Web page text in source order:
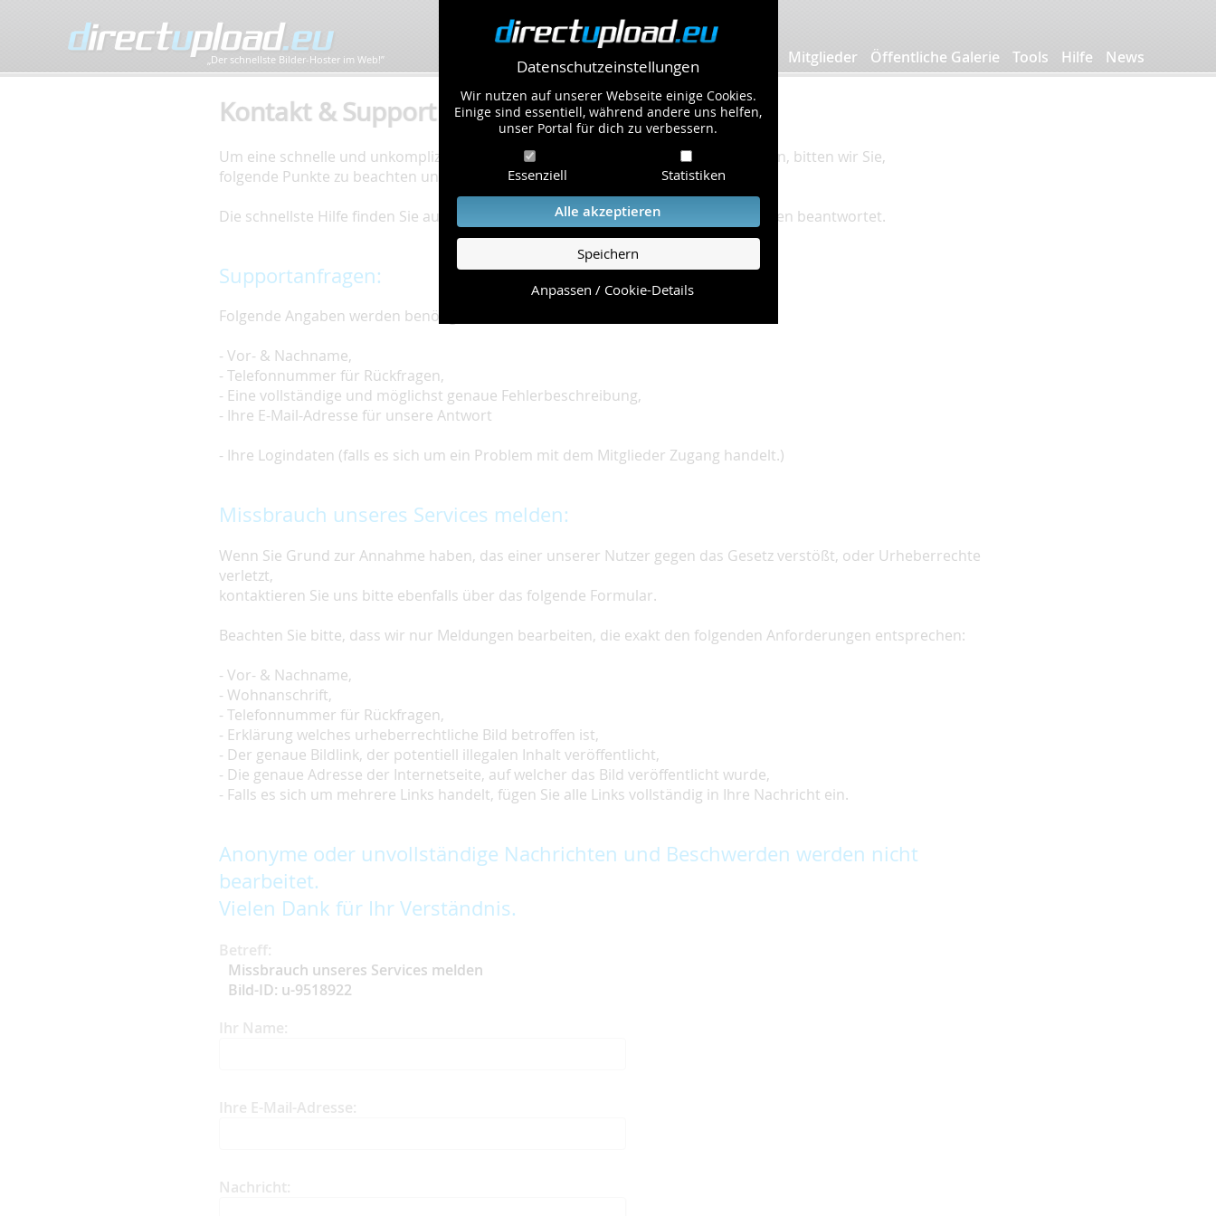
Datenschutzeinstellungen
Wir nutzen auf unserer Webseite einige Cookies.
Einige sind essentiell, während andere uns helfen,
unser Portal für dich zu verbessern.
Essenziell Statistiken
Alle akzeptieren
Speichern
Anpassen / Cookie-Details
„Der schnellste Bilder-Hoster im Web!” Mitglieder Öffentliche Galerie Tools Hilfe News
Kontakt & Support
Um eine schnelle und unkomplizierte Bearbeitung Ihres Problems zu gewährleisten, bitten wir Sie,
folgende Punkte zu beachten und einzuhalten.
Die schnellste Hilfe finden Sie auf unserer
Hilfe Seite, die die häufig gestellten Fragen beantwortet.
Supportanfragen:
Folgende Angaben werden benötigt:
- Vor- & Nachname,
- Telefonnummer für Rückfragen,
- Eine vollständige und möglichst genaue Fehlerbeschreibung,
- Ihre E-Mail-Adresse für unsere Antwort
- Ihre Logindaten (falls es sich um ein Problem mit dem Mitglieder Zugang handelt.)
Missbrauch unseres Services melden:
Wenn Sie Grund zur Annahme haben, das einer unserer Nutzer gegen das Gesetz verstößt, oder Urheberrechte
verletzt,
kontaktieren Sie uns bitte ebenfalls über das folgende Formular.
Beachten Sie bitte, dass wir nur Meldungen bearbeiten, die exakt den folgenden Anforderungen entsprechen:
- Vor- & Nachname,
- Wohnanschrift,
- Telefonnummer für Rückfragen,
- Erklärung welches urheberrechtliche Bild betroffen ist,
- Der genaue Bildlink, der potentiell illegalen Inhalt veröffentlicht,
- Die genaue Adresse der Internetseite, auf welcher das Bild veröffentlicht wurde,
- Falls es sich um mehrere Links handelt, fügen Sie alle Links vollständig in Ihre Nachricht ein.
Anonyme oder unvollständige Nachrichten und Beschwerden werden nicht
bearbeitet.
Vielen Dank für Ihr Verständnis.
Betreff:
Missbrauch unseres Services melden
Bild-ID: u-9518922
Ihr Name:
Ihre E-Mail-Adresse:
Nachricht: